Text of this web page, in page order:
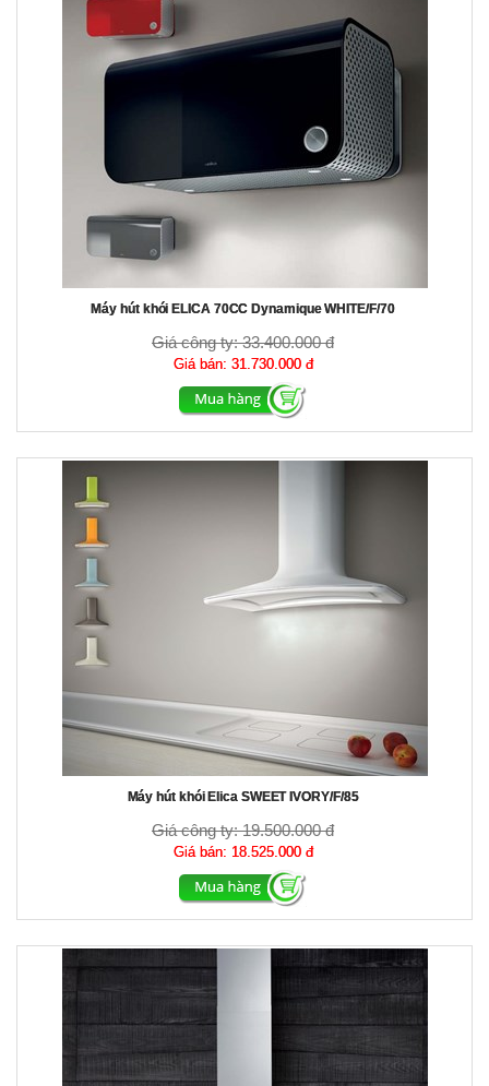
Máy hút khói ELICA 70CC Dynamique WHITE/F/70
Giá công ty:33.400.000 đ
Giá bán: 31.730.000 đ
Máy hút khói Elica SWEET IVORY/F/85
Giá công ty:19.500.000 đ
Giá bán: 18.525.000 đ